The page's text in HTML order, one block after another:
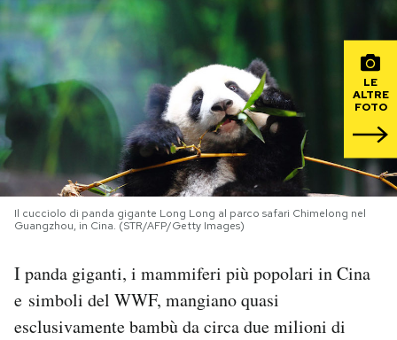
NEWSLETTER
I MIEI PREFERITI
CALENDARIO
LE
ALTRE
FOTO
Il cucciolo di panda gigante Long Long al parco safari Chimelong nel
Guangzhou, in Cina. (STR/AFP/Getty Images)
I panda giganti, i mammiferi più popolari in Cina
e simboli del WWF, mangiano quasi
esclusivamente bambù da circa due milioni di